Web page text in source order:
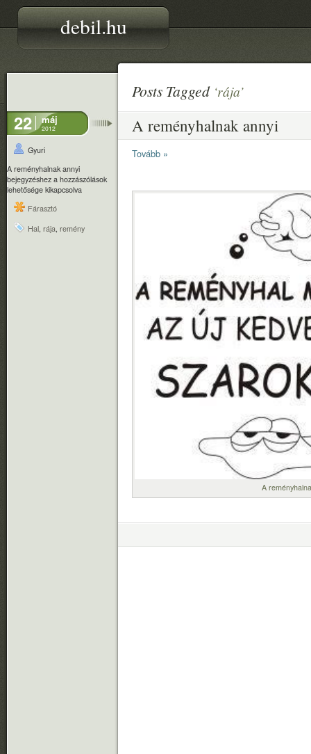
debil.hu
Posts Tagged ‘rája’
22 máj
2012
Gyuri
A reményhalnak annyi
bejegyzéshez a hozzászólások
lehetősége kikapcsolva
Fárasztó
Hal, rája, remény
A reményhalnak annyi
Tovább »
A